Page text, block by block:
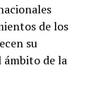
de los
su
ámbito de la